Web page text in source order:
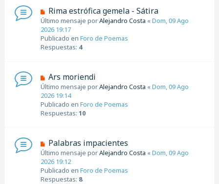
s
a
j
e
N
u
e
v
o
s
a
j
e
Rima estrófica gemela - Sátira
Último mensaje porAlejandro Costa «Dom, 09 Ago
2026 19:17
Publicado en Foro de Poemas
Respuestas: 4
N
u
e
v
o
s
a
j
e
Ars moriendi
Último mensaje porAlejandro Costa «Dom, 09 Ago
2026 19:14
Publicado en Foro de Poemas
Respuestas: 10
N
u
e
v
o
Palabras impacientes
Último mensaje porAlejandro Costa «Dom, 09 Ago
2026 19:12
Publicado en Foro de Poemas
Respuestas: 8